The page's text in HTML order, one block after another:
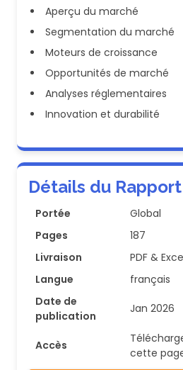
Aperçu du marché
Segmentation du marché
Moteurs de croissance
Opportunités de marché
Analyses réglementaires
Innovation et durabilité
Détails du Rapport
Portée
Global
Pages
187
Livraison
PDF &
Langue
français
Date de
publication
Jan 2026
Accès
cette